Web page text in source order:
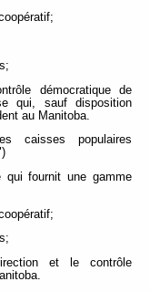
démocratique de
qui, sauf disposition
au Manitoba.
caisses populaires
qui fournit une gamme
et le contrôle